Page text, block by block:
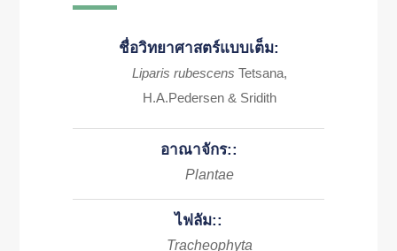
ชื่อวิทยาศาสตร์แบบเต็ม:
Liparis rubescens Tetsana,
H.A.Pedersen & Sridith
อาณาจักร::
Plantae
ไฟลัม::
Tracheophyta